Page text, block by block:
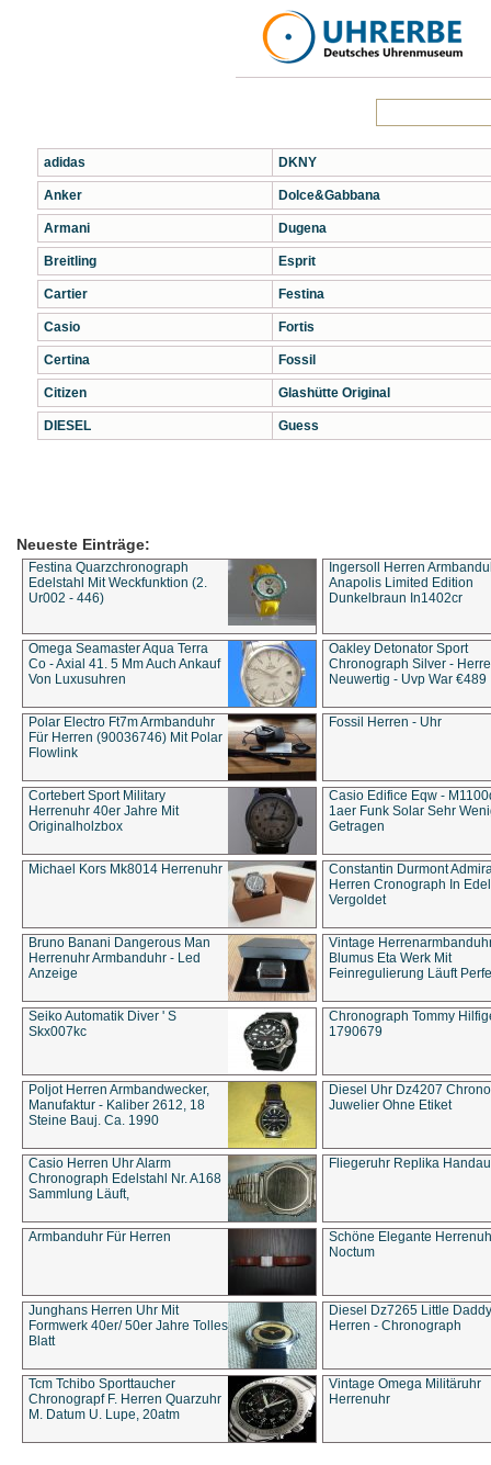
adidas
Anker
Armani
Breitling
Cartier
Casio
Certina
Citizen
DIESEL
DKNY
Dolce&Gabbana
Dugena
Esprit
Festina
Fortis
Fossil
Glashütte Original
Guess
Neueste Einträge:
Festina Quarzchronograph
Edelstahl Mit Weckfunktion (2.
Ur002 - 446)
Ingersoll Herren
Anapolis Limited Edition
Dunkelbraun In1402cr
Omega Seamaster Aqua Terra
Co - Axial 41. 5 Mm Auch Ankauf
Von Luxusuhren
Oakley Detonator Sport
Chronograph Silver -
Neuwertig - Uvp War €489
Polar Electro Ft7m Armbanduhr
Für Herren (90036746) Mit Polar
Flowlink
Fossil Herren - Uhr
Cortebert Sport Military
Herrenuhr 40er Jahre Mit
Originalholzbox
Casio Edifice Eqw -
1aer Funk Solar Sehr
Getragen
Michael Kors Mk8014 Herrenuhr
Constantin Durmont
Herren Cronograph In
Vergoldet
Bruno Banani Dangerous Man
Herrenuhr Armbanduhr - Led
Anzeige
Vintage
Blumus Eta Werk Mit
Feinregulierung Läuft
Seiko Automatik Diver ' S
Skx007kc
Chronograph Tommy
1790679
Poljot Herren Armbandwecker,
Manufaktur - Kaliber 2612, 18
Steine Bauj. Ca. 1990
Diesel Uhr Dz4207
Juwelier Ohne Etiket
Casio Herren Uhr Alarm
Chronograph Edelstahl Nr. A168
Sammlung Läuft,
Fliegeruhr Replika
Armbanduhr Für Herren
Schöne Elegante
Noctum
Junghans Herren Uhr Mit
Formwerk 40er/ 50er Jahre Tolles
Blatt
Diesel Dz7265 Little Daddy
Herren - Chronograph
Tcm Tchibo Sporttaucher
Chronograpf F. Herren Quarzuhr
M. Datum U. Lupe, 20atm
Vintage Omega Militäruhr
Herrenuhr